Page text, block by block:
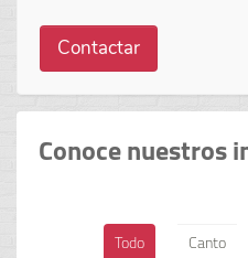
Contactar
Conoce nuestros
Todo Canto